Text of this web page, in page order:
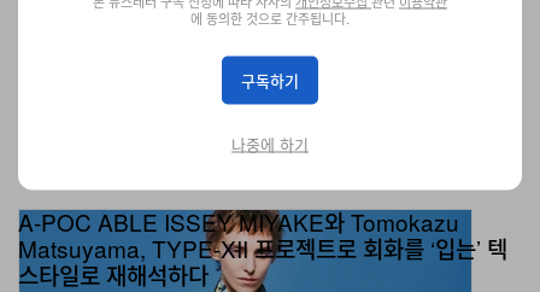
A-POC ABLE ISSEY MIYAKE와 Tomokazu
Matsuyama, TYPE-XII 프로젝트로 회화를 ‘입는’ 텍
스타일로 재해석하다
에 동의한 것으로 간주됩니다.
구독하기
나중에 하기